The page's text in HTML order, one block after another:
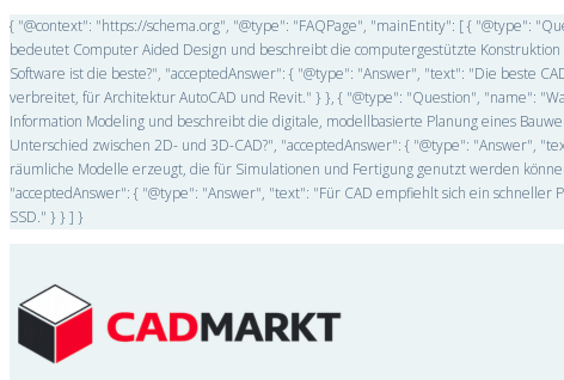
{ "@context": "https://schema.org", "@type": "FAQPage", "mainEntity": [ { "@type":
bedeutet Computer Aided Design und beschreibt die computergestützte
Software ist die beste?", "acceptedAnswer": { "@type": "Answer", "text": "Die beste
verbreitet, für Architektur AutoCAD und Revit." } }, { "@type": "Question", "name":
Information Modeling und beschreibt die digitale, modellbasierte Planung eines
Unterschied zwischen 2D- und 3D-CAD?", "acceptedAnswer": { "@type": "Answer",
räumliche Modelle erzeugt, die für Simulationen und Fertigung genutzt werden
"acceptedAnswer": { "@type": "Answer", "text": "Für CAD empfiehlt sich ein
SSD." } } ] }